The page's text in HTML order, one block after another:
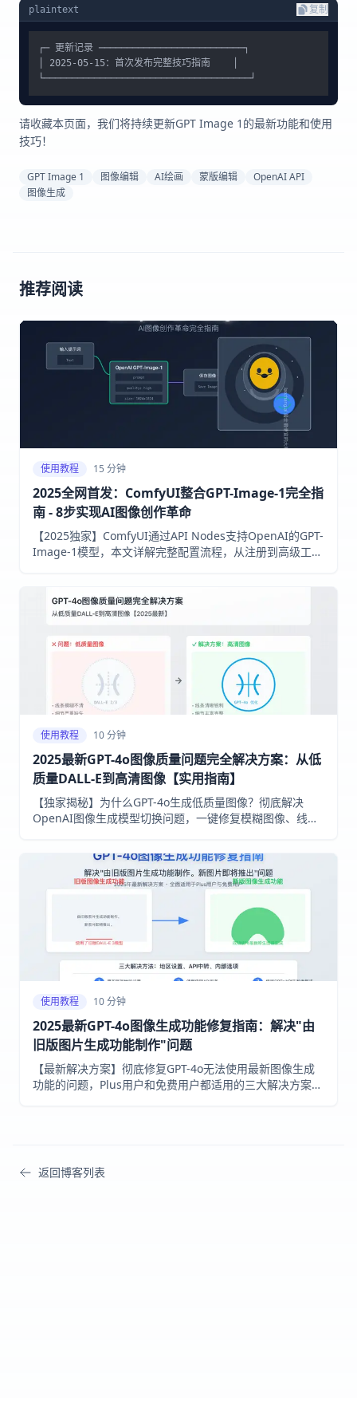
plaintext 复制
┌─ 更新记录 ──────────────────────────┐
│ 2025-05-15：首次发布完整技巧指南    │
请收藏本页面，我们将持续更新GPT Image 1的最新功能和使用
技巧！
GPT Image 1 图像编辑 AI绘画 蒙版编辑
OpenAI API
图像生成
推荐阅读
使用教程 15 分钟
2025全网首发：ComfyUI整合GPT-Image-1完全指
南 - 8步实现AI图像创作革命
【2025独家】ComfyUI通过API Nodes支持OpenAI的GPT-
Image-1模型，本文详解完整配置流程，从注册到高级工作
使用教程 10 分钟
2025最新GPT-4o图像质量问题完全解决方案：从低
质量DALL-E到高清图像【实用指南】
【独家揭秘】为什么GPT-4o生成低质量图像？彻底解决
OpenAI图像生成模型切换问题，一键修复模糊图像、线条
使用教程 10 分钟
2025最新GPT-4o图像生成功能修复指南：解决"由
旧版图片生成功能制作"问题
【最新解决方案】彻底修复GPT-4o无法使用最新图像生成
功能的问题，Plus用户和免费用户都适用的三大解决方案。
返回博客列表